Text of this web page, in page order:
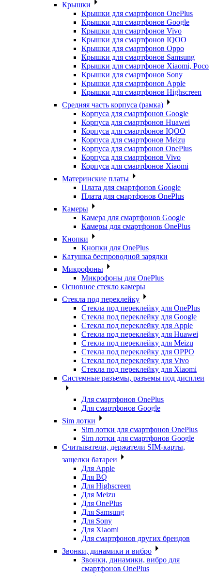
Крышки
Крышки для смартфонов OnePlus
Крышки для смартфонов Google
Крышки для смартфонов Vivo
Крышки для смартфонов IQOO
Крышки для смартфонов Oppo
Крышки для смартфонов Samsung
Крышки для смартфонов Xiaomi, Poco
Крышки для смартфонов Sony
Крышки для смартфонов Apple
Крышки для смартфонов Highscreen
Средняя часть корпуса (рамка)
Корпуса для смартфонов Google
Корпуса для смартфонов Huawei
Корпуса для смартфонов IQOO
Корпуса для смартфонов Meizu
Корпуса для смартфонов OnePlus
Корпуса для смартфонов Vivo
Корпуса для смартфонов Xiaomi
Материнские платы
Плата для смартфонов Google
Плата для смартфонов OnePlus
Камеры
Камера для смартфонов Google
Камеры для смартфонов OnePlus
Кнопки
Кнопки для OnePlus
Катушка беспроводной зарядки
Микрофоны
Микрофоны для OnePlus
Основное стекло камеры
Стекла под переклейку
Стекла под переклейку для OnePlus
Стекла под переклейку для Google
Стекла под переклейку для Apple
Стекла под переклейку для Huawei
Стекла под переклейку для Meizu
Стекла под переклейку для OPPO
Стекла под переклейку для Vivo
Стекла под переклейку для Xiaomi
Системные разъемы, разъемы под дисплеи
Для смартфонов OnePlus
Для смартфонов Google
Sim лотки
Sim лотки для смартфонов OnePlus
Sim лотки для смартфонов Google
Считыватели, держатели SIM-карты,
защелки батареи
Для Apple
Для BQ
Для Highscreen
Для Meizu
Для OnePlus
Для Samsung
Для Sony
Для Xiaomi
Для смартфонов других брендов
Звонки, динамики и вибро
Звонки, динамики, вибро для
смартфонов OnePlus